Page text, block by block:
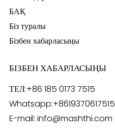
БАҚ
Біз туралы
Бізбен хабарласыңы
БІЗБЕН ХАБАРЛАСЫҢЫ
ТЕЛ:+86 185 0173 7515
Whatsapp:+8619370617515
E-mail: info@mashthi.com